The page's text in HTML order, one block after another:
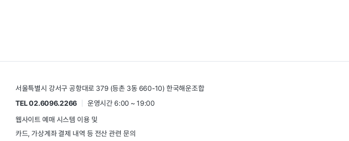
서울특별시 강서구 공항대로 379 (등촌 3동 660-10) 한국해운조합
TEL 02.6096.2266
운영시간 6:00 ~ 19:00
웹사이트 예매 시스템 이용 및
카드, 가상계좌 결제 내역 등 전산 관련 문의